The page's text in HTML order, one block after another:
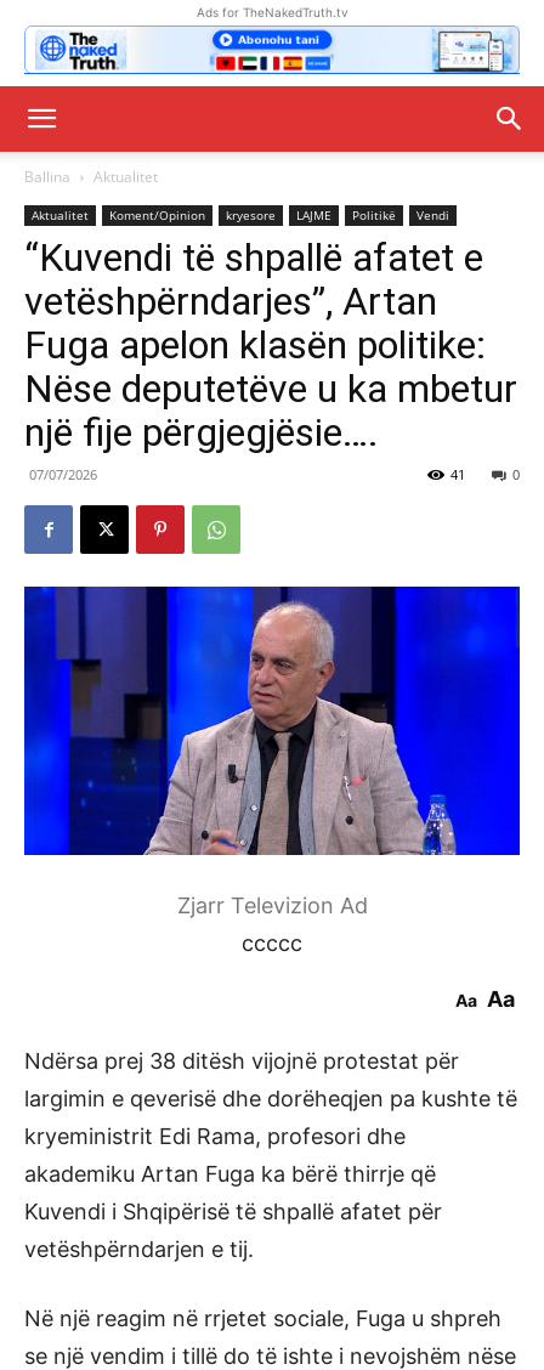
Ads for TheNakedTruth.tv
Ballina Aktualitet
Aktualitet Koment/Opinion kryesore LAJME Politikë Vendi
“Kuvendi të shpallë afatet e
vetëshpërndarjes”, Artan
Fuga apelon klasën politike:
Nëse deputetëve u ka mbetur
një fije përgjegjësie….
07/07/2026 0
41
Zjarr Televizion Ad
ccccc
Aa Aa
Ndërsa prej 38 ditësh vijojnë protestat për
largimin e qeverisë dhe dorëheqjen pa kushte të
kryeministrit Edi Rama, profesori dhe
akademiku Artan Fuga ka bërë thirrje që
Kuvendi i Shqipërisë të shpallë afatet për
vetëshpërndarjen e tij.
Në një reagim në rrjetet sociale, Fuga u shpreh
se një vendim i tillë do të ishte i nevojshëm nëse